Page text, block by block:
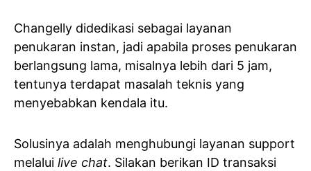
Changelly didedikasi sebagai layanan
penukaran instan, jadi apabila proses penukaran
berlangsung lama, misalnya lebih dari 5 jam,
tentunya terdapat masalah teknis yang
menyebabkan kendala itu.
Solusinya adalah menghubungi layanan support
melalui live chat. Silakan berikan ID transaksi